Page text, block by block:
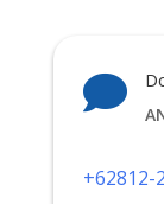

+62812-